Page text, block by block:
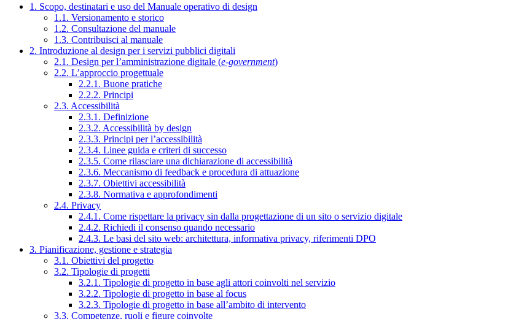
1. Scopo, destinatari e uso del Manuale operativo di design
1.1. Versionamento e storico
1.2. Consultazione del manuale
1.3. Contribuisci al manuale
2. Introduzione al design per i servizi pubblici digitali
2.1. Design per l’amministrazione digitale (e-government)
2.2. L’approccio progettuale
2.2.1. Buone pratiche
2.2.2. Principi
2.3. Accessibilità
2.3.1. Definizione
2.3.2. Accessibilità by design
2.3.3. Principi per l’accessibilità
2.3.4. Linee guida e criteri di successo
2.3.5. Come rilasciare una dichiarazione di accessibilità
2.3.6. Meccanismo di feedback e procedura di attuazione
2.3.7. Obiettivi accessibilità
2.3.8. Normativa e approfondimenti
2.4. Privacy
2.4.1. Come rispettare la privacy sin dalla progettazione di un sito o servizio digitale
2.4.2. Richiedi il consenso quando necessario
2.4.3. Le basi del sito web: architettura, informativa privacy, riferimenti DPO
3. Pianificazione, gestione e strategia
3.1. Obiettivi del progetto
3.2. Tipologie di progetti
3.2.1. Tipologie di progetto in base agli attori coinvolti nel servizio
3.2.2. Tipologie di progetto in base al focus
3.2.3. Tipologie di progetto in base all’ambito di intervento
3.3. Competenze, ruoli e figure coinvolte